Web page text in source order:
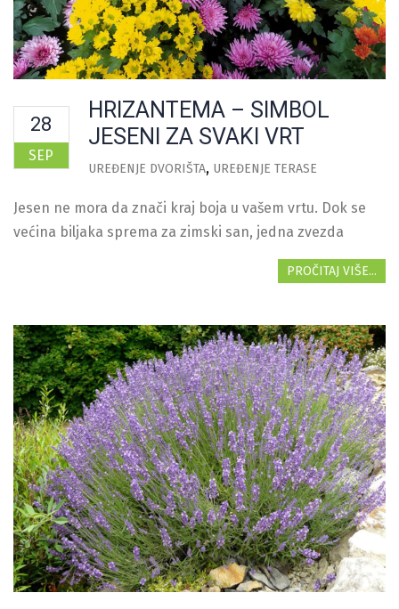
28
SEP
HRIZANTEMA – SIMBOL
JESENI ZA SVAKI VRT
UREĐENJE DVORIŠTA UREĐENJE TERASE
Jesen ne mora da znači kraj boja u vašem vrtu. Dok se
većina biljaka sprema za zimski san, jedna zvezda
PROČITAJ VIŠE...